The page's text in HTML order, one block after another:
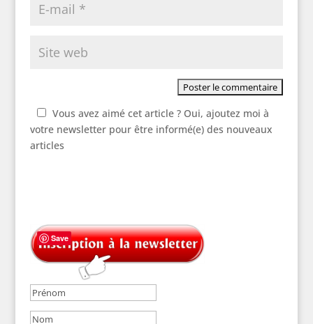
Vous avez aimé cet article ? Oui, ajoutez moi à
votre newsletter pour être informé(e) des nouveaux
articles
Save